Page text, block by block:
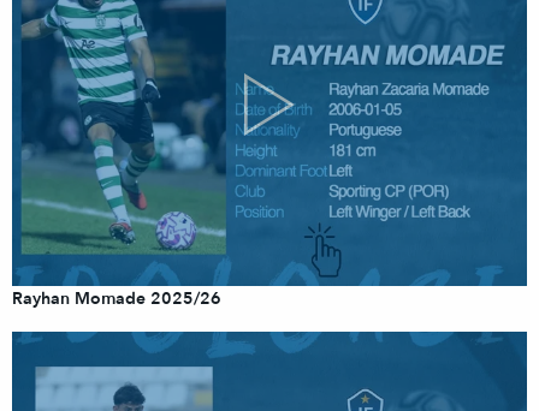
Rayhan Momade 2025/26